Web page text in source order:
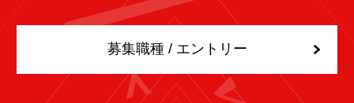
募集職種 / エントリー